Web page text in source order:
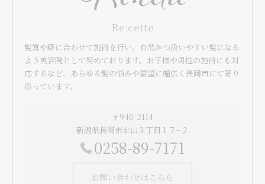
Re:cette
髪質や癖に合わせて施術を行い、自然かつ扱いやすい髪になる
よう美容院として努めております。お子様や男性の施術にも対
応するなど、あらゆる髪の悩みや要望に幅広く長岡市にて寄り
添っています。
〒940-2114
新潟県長岡市北山３丁目１７−２
0258-89-7171
お問い合わせはこちら